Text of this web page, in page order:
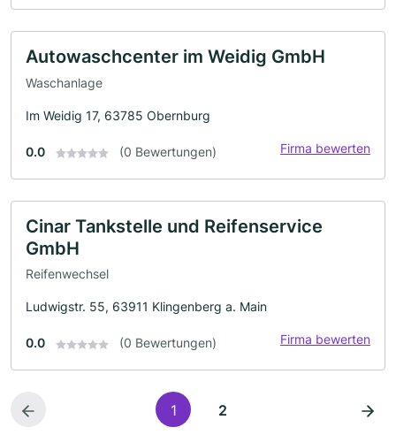
Autowaschcenter im Weidig GmbH
Waschanlage
Im Weidig 17, 63785 Obernburg
0.0 (0 Bewertungen) Firma bewerten
Cinar Tankstelle und Reifenservice
GmbH
Reifenwechsel
Ludwigstr. 55, 63911 Klingenberg a. Main
0.0 (0 Bewertungen) Firma bewerten
1 2